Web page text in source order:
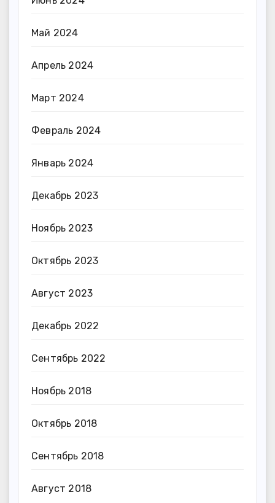
Май 2024
Апрель 2024
Март 2024
Февраль 2024
Январь 2024
Декабрь 2023
Ноябрь 2023
Октябрь 2023
Август 2023
Декабрь 2022
Сентябрь 2022
Ноябрь 2018
Октябрь 2018
Сентябрь 2018
Август 2018